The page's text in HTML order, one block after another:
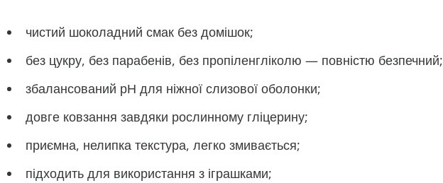
чистий шоколадний смак без домішок;
без цукру, без парабенів, без пропіленгліколю — повністю безпечний;
збалансований рН для ніжної слизової оболонки;
довге ковзання завдяки рослинному гліцерину;
приємна, нелипка текстура, легко змивається;
підходить для використання з іграшками;